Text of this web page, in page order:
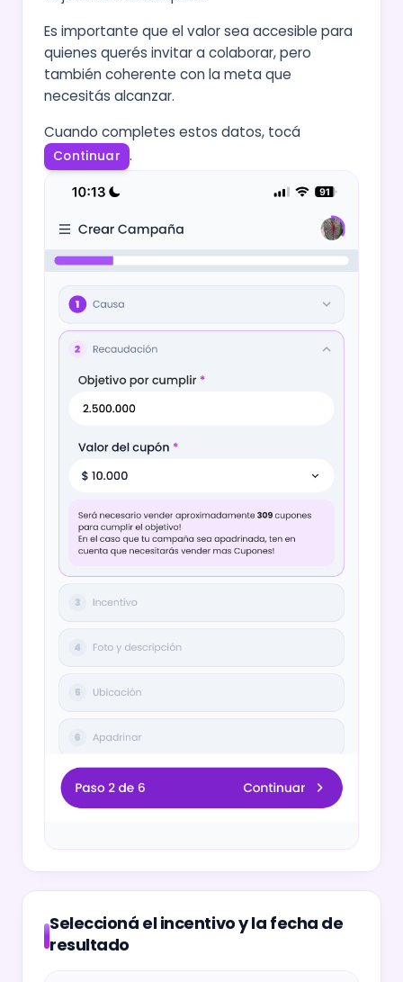
Es importante que el valor sea accesible para
quienes querés invitar a colaborar, pero
también coherente con la meta que
necesitás alcanzar.
Cuando completes estos datos, tocá
Continuar .
Seleccioná el incentivo y la fecha de
resultado